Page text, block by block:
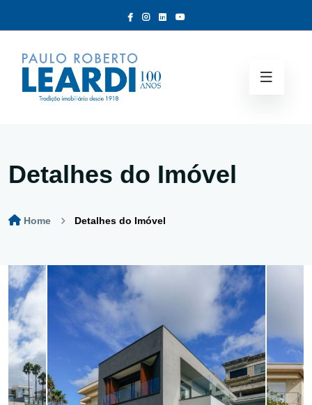
Detalhes do Imóvel
Home Detalhes do Imóvel